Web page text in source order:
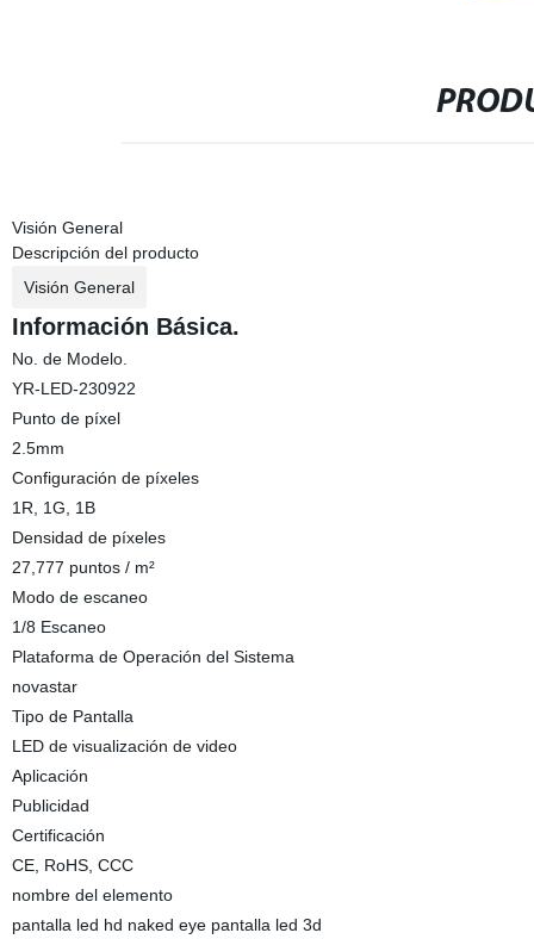
Visión General
Descripción del producto
Visión General
Información Básica.
No. de Modelo.
YR-LED-230922
Punto de píxel
2.5mm
Configuración de píxeles
1R, 1G, 1B
Densidad de píxeles
27,777 puntos / m²
Modo de escaneo
1/8 Escaneo
Plataforma de Operación del Sistema
novastar
Tipo de Pantalla
LED de visualización de video
Aplicación
Publicidad
Certificación
CE, RoHS, CCC
nombre del elemento
pantalla led hd naked eye pantalla led 3d